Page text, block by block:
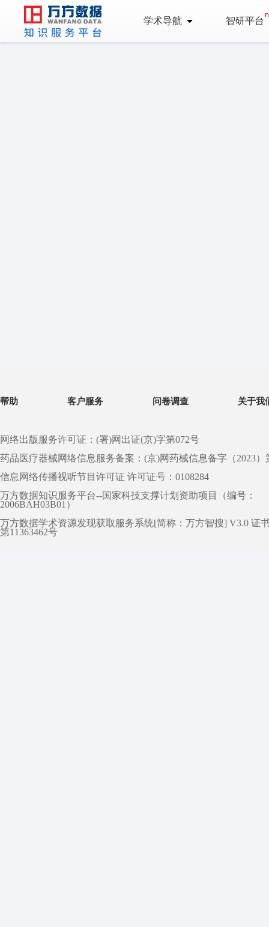
学术导航 智研平台
帮助 客户服务 问卷调查 关于我
网络出版服务许可证：(署)网出证(京)字第072号
药品医疗器械网络信息服务备案：(京)网药械信息备字（2023）
信息网络传播视听节目许可证 许可证号：0108284
万方数据知识服务平台--国家科技支撑计划资助项目（编号：
2006BAH03B01）
万方数据学术资源发现获取服务系统[简称：万方智搜] V3.0 证
第11363462号